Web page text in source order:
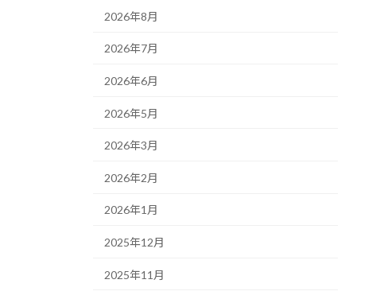
2026年8月
2026年7月
2026年6月
2026年5月
2026年3月
2026年2月
2026年1月
2025年12月
2025年11月